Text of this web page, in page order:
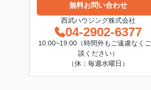
無料お問い合わせ
西武ハウジング株式会社
04-2902-6377
10:00~19:00（時間外もご遠慮なく
談ください）
（休：毎週水曜日）